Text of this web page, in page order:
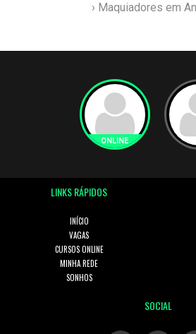
› Maquiadores em
LINKS RÁPIDOS
INÍCIO
VAGAS
CURSOS ONLINE
MINHA REDE
SONHOS
SOCIAL